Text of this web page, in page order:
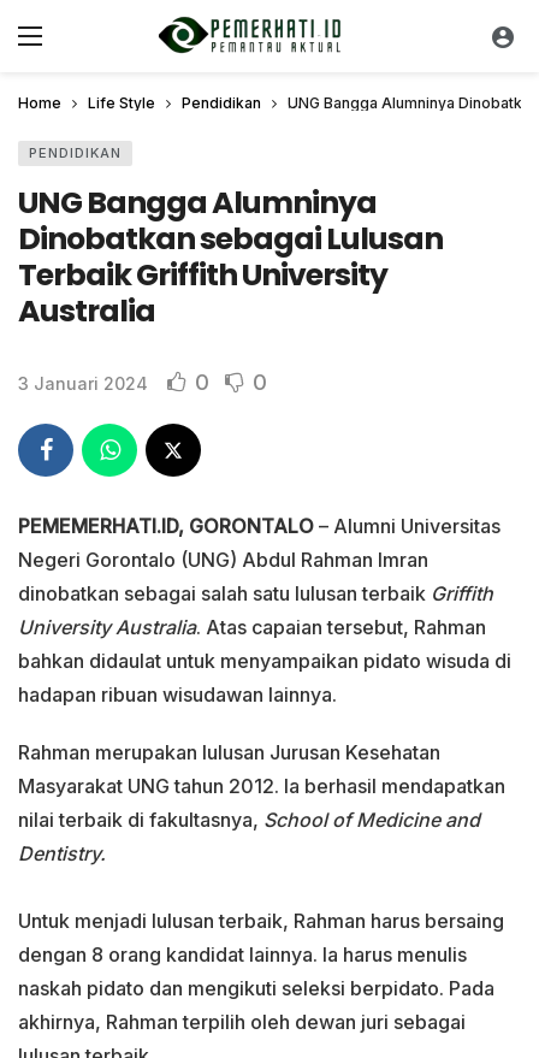
Home Life Style Pendidikan UNG Bangga Alumninya
PENDIDIKAN
UNG Bangga Alumninya
Dinobatkan sebagai Lulusan
Terbaik Griffith University
Australia
3 Januari 2024 0 0
PEMEMERHATI.ID, GORONTALO – Alumni Universitas
Negeri Gorontalo (UNG) Abdul Rahman Imran
dinobatkan sebagai salah satu lulusan terbaik Griffith
University Australia. Atas capaian tersebut, Rahman
bahkan didaulat untuk menyampaikan pidato wisuda di
hadapan ribuan wisudawan lainnya.
Rahman merupakan lulusan Jurusan Kesehatan
Masyarakat UNG tahun 2012. Ia berhasil mendapatkan
nilai terbaik di fakultasnya, School of Medicine and
Dentistry.
Untuk menjadi lulusan terbaik, Rahman harus bersaing
dengan 8 orang kandidat lainnya. Ia harus menulis
naskah pidato dan mengikuti seleksi berpidato. Pada
akhirnya, Rahman terpilih oleh dewan juri sebagai